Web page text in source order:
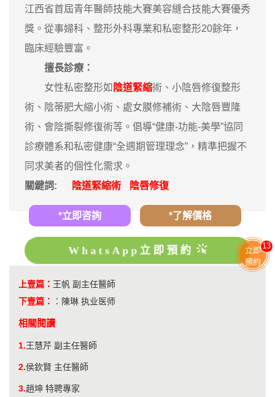
江西省首屆青年醫師技能大賽美容縫合技能大賽優秀
獎。從事婦科、整形外科專業和私密整形20餘年，
臨床經驗豐富。
擅長診療：
女性私密整形如 陰道緊縮術、小陰唇修復整形
術、陰蒂肥大縮小術、處女膜修補術、大陰唇豐隆
術、會陰撕裂修復術等。倡導“健康-功能-美學”協同
診療體系和私密健康“全週期管理理念”，精準把握不
同求美者的個性化需求。
關鍵詞:
陰道緊縮術 陰唇修復
*立即咨詢 *了解價格
WhatsApp立即預約
上壹篇： 王帆 副主任醫師
下壹篇：
： 陳琳 执业医师
相關閱讀
1.王慧芹 副主任醫師
2.侯欽賢 主任醫師
3.趙坤 特聘專家
立即
預約
13